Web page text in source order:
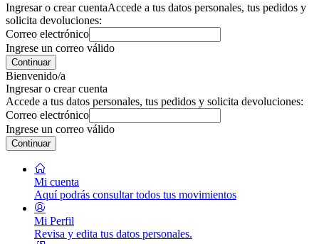
Ingresar o crear cuentaAccede a tus datos personales, tus pedidos y
solicita devoluciones:
Correo electrónico
Ingrese un correo válido
Continuar
Bienvenido/a
Ingresar o crear cuenta
Accede a tus datos personales, tus pedidos y solicita devoluciones:
Correo electrónico
Ingrese un correo válido
Continuar
Mi cuenta
Aquí podrás consultar todos tus movimientos
Mi Perfil
Revisa y edita tus datos personales.